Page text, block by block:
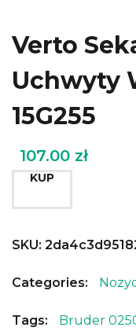
Verto
Uchwyty
15G255
107.00 zł
KUP
SKU:
Categories:
Tags: Bruder